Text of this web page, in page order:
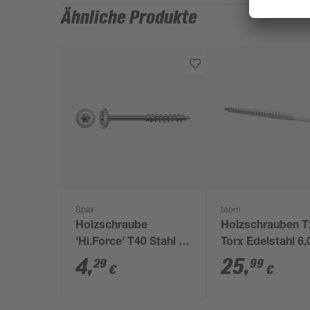
Ähnliche Produkte
Spax
Holzschraube
'Hi.Force' T40 Stahl 8
x 280 mm
4,29 €
toom
Holzschrauben
Torx Edelstahl
100 mm 25 Stück
25,99 €